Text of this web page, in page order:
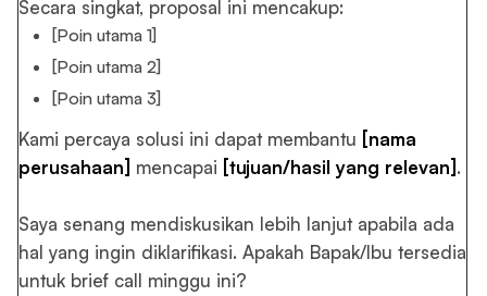
Secara singkat, proposal ini mencakup:
[Poin utama 1]
[Poin utama 2]
[Poin utama 3]
Kami percaya solusi ini dapat membantu [nama
perusahaan] mencapai [tujuan/hasil yang relevan].
Saya senang mendiskusikan lebih lanjut apabila ada
hal yang ingin diklarifikasi. Apakah Bapak/Ibu tersedia
untuk brief call minggu ini?